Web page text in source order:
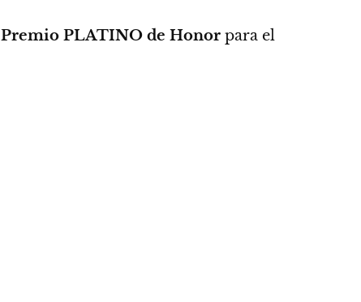
Premio PLATINO de Honor para el